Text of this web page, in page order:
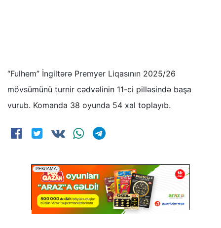
“Fulhem” İngiltərə Premyer Liqasının 2025/26
mövsümünü turnir cədvəlinin 11-ci pilləsində başa
vurub. Komanda 38 oyunda 54 xal toplayıb.